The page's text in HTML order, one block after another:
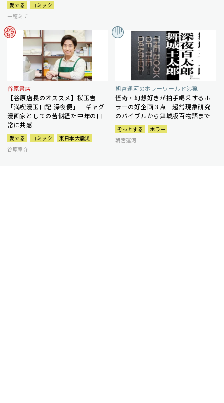
愛でる
コミック
一穂ミチ
谷原書店
【谷原店長のオススメ】桜玉吉
「満喫漫玉日記 深夜便」 ギャグ
漫画家としての苦悩経た中年の日
常に共感
愛でる コミック
東日本大震災
谷原章介
朝宮運河のホラーワールド渉猟
怪奇・幻想好きが拍手喝采するホ
ラーの好企画３点 超常現象研究
のバイブルから舞城版百物語まで
ぞっとする
ホラー
朝宮運河